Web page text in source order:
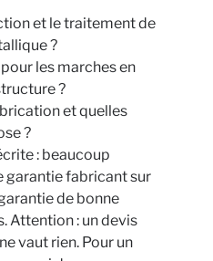
et le traitement de
?
les marches en
?
et quelles
?
: beaucoup
garantie fabricant sur
de bonne
Attention : un devis
vaut rien. Pour un